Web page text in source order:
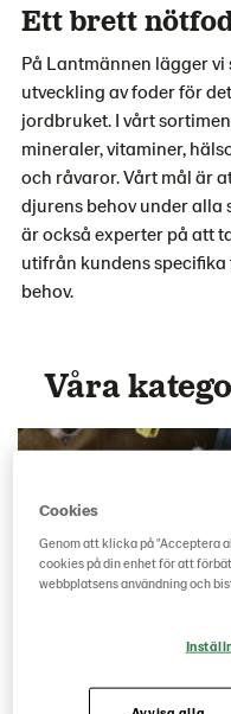
Ett brett
På Lantmännen lägger
utveckling av foder för
jordbruket. I vårt
mineraler, vitaminer,
och råvaror. Vårt mål är
djurens behov under alla
är också experter på att
utifrån kundens
behov.
Våra
Cookies
Genom att klicka på "Acceptera
cookies på din enhet för att
webbplatsens användning och